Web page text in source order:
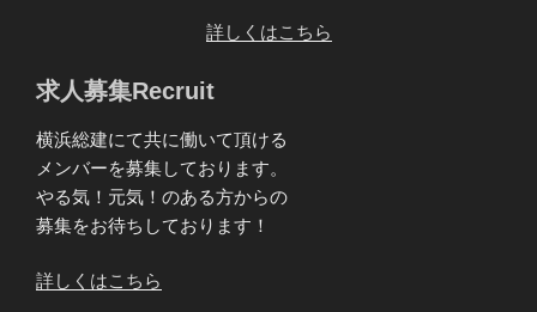
詳しくはこちら
求人募集Recruit
横浜総建にて共に働いて頂ける
メンバーを募集しております。
やる気！元気！のある方からの
募集をお待ちしております！
詳しくはこちら